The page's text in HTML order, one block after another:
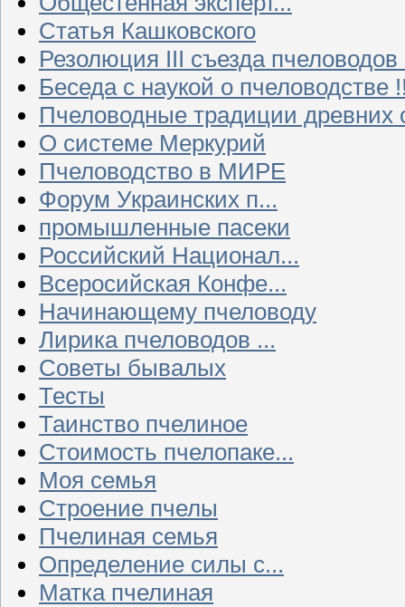
Статья Кашковского
Резолюция III съезда
Беседа с наукой о пчеловодстве
Пчеловодные традиции древних
О системе Меркурий
Пчеловодство в МИРЕ
Форум Украинских п...
промышленные пасеки
Российский Национал...
Всеросийская Конфе...
Начинающему пчеловоду
Лирика пчеловодов ...
Советы бывалых
Тесты
Таинство пчелиное
Стоимость пчелопаке...
Моя семья
Строение пчелы
Пчелиная семья
Определение силы с...
Матка пчелиная